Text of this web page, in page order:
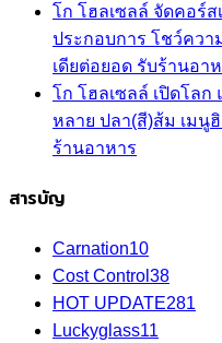
โก โฮลเซลล์ จัดคอร์
ประกอบการ โชว์ควา
เดียต่อยอด รับร้านอา
โก โฮลเซลล์ เปิดโล
หลาย ปลา(สี)ส้ม เมนู
ร้านอาหาร
สารบัญ
Carnation10
Cost Control 38
HOT UPDATE281
Luckyglass11